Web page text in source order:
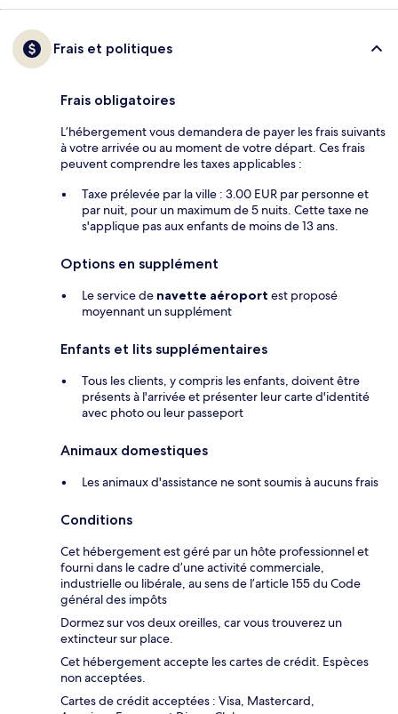
Frais et politiques
Frais obligatoires
L’hébergement vous demandera de payer les frais suivants
à votre arrivée ou au moment de votre départ. Ces frais
peuvent comprendre les taxes applicables :
Taxe prélevée par la ville : 3.00 EUR par personne et
par nuit, pour un maximum de 5 nuits. Cette taxe ne
s'applique pas aux enfants de moins de 13 ans.
Options en supplément
Le service de navette aéroport est proposé
moyennant un supplément
Enfants et lits supplémentaires
Tous les clients, y compris les enfants, doivent être
présents à l'arrivée et présenter leur carte d'identité
avec photo ou leur passeport
Animaux domestiques
Les animaux d'assistance ne sont soumis à aucuns frais
Conditions
Cet hébergement est géré par un hôte professionnel et
fourni dans le cadre d’une activité commerciale,
industrielle ou libérale, au sens de l’article 155 du Code
général des impôts
Dormez sur vos deux oreilles, car vous trouverez un
extincteur sur place.
Cet hébergement accepte les cartes de crédit. Espèces
non acceptées.
Cartes de crédit acceptées : Visa, Mastercard,